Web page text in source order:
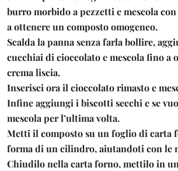
burro morbido a pezzetti e mescola
a ottenere un composto omogeneo.
Scalda la panna senza farla bollire,
cucchiai di cioccolato e mescola fino a
crema liscia.
Inserisci ora il cioccolato rimasto e
Infine aggiungi i biscotti secchi e se
mescola per l’ultima volta.
Metti il composto su un foglio di carta
forma di un cilindro, aiutandoti con le
Chiudilo nella carta forno, mettilo in